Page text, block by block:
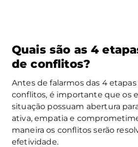
Quais são as 4
de conflitos?
Antes de falarmos das 4
conflitos, é importante que os
situação possuam abertura
ativa, empatia e
maneira os conflitos serão
efetividade.